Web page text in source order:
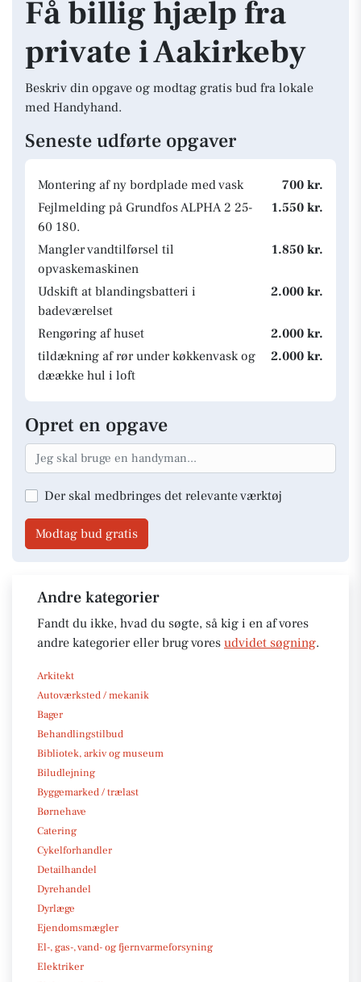
Få billig hjælp fra
private i Aakirkeby
Beskriv din opgave og modtag gratis bud fra lokale
med Handyhand.
Seneste udførte opgaver
Montering af ny bordplade med vask
700 kr.
Fejlmelding på Grundfos ALPHA 2 25-
60 180.
1.550 kr.
Mangler vandtilførsel til
opvaskemaskinen
1.850 kr.
Udskift at blandingsbatteri i
badeværelset
2.000 kr.
Rengøring af huset
2.000 kr.
tildækning af rør under køkkenvask og
dæække hul i loft
2.000 kr.
Opret en opgave
Der skal medbringes det relevante værktøj
Modtag bud gratis
Andre kategorier
Fandt du ikke, hvad du søgte, så kig i en af vores
andre kategorier eller brug vores udvidet søgning.
Arkitekt
Autoværksted / mekanik
Bager
Behandlingstilbud
Bibliotek, arkiv og museum
Biludlejning
Byggemarked / trælast
Børnehave
Catering
Cykelforhandler
Detailhandel
Dyrehandel
Dyrlæge
Ejendomsmægler
El-, gas-, vand- og fjernvarmeforsyning
Elektriker